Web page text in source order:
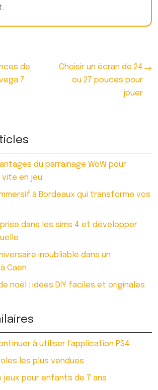
de
7
Choisir un écran de 24
ou 27 pouces pour
jouer
du parrainage WoW pour
en jeu
à Bordeaux qui transforme vos
dans les sims 4 et développer
inoubliable dans un
Caen
noël : idées DIY faciles et originales
à utiliser l’application PS4
les plus vendues
jeux pour enfants de 7 ans